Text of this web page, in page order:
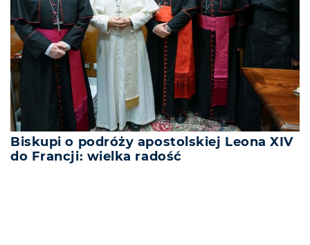
Biskupi o podróży apostolskiej Leona XIV
do Francji: wielka radość